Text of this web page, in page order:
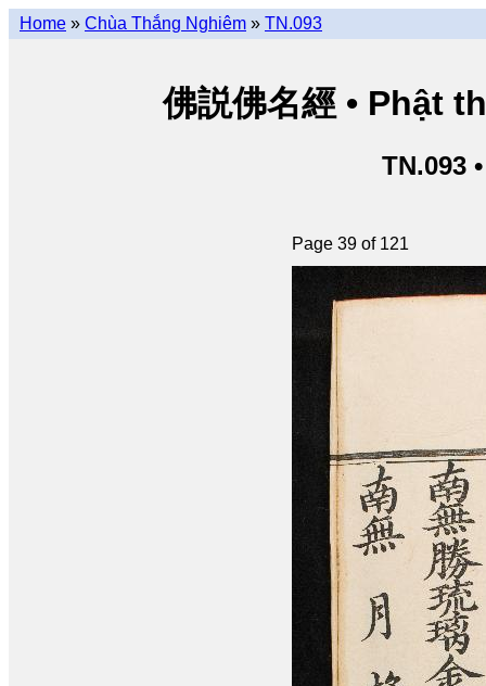
Home » Chùa Thắng Nghiêm » TN.093
佛説佛名經 • Phật
TN.093
Page 39 of 121